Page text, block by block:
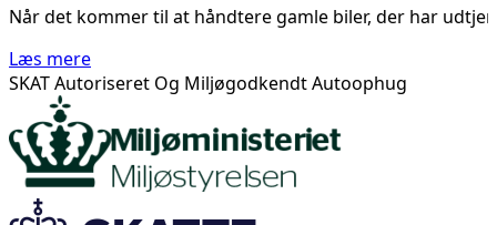
Når det kommer til at håndtere gamle biler, der har
Læs mere
SKAT Autoriseret Og Miljøgodkendt Autoophug